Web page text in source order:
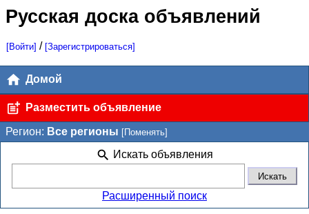
Русская доска объявлений
[Войти] / [Зарегистрироваться]
Домой
Разместить объявление
Регион: Все регионы [Поменять]
Искать объявления
Расширенный поиск